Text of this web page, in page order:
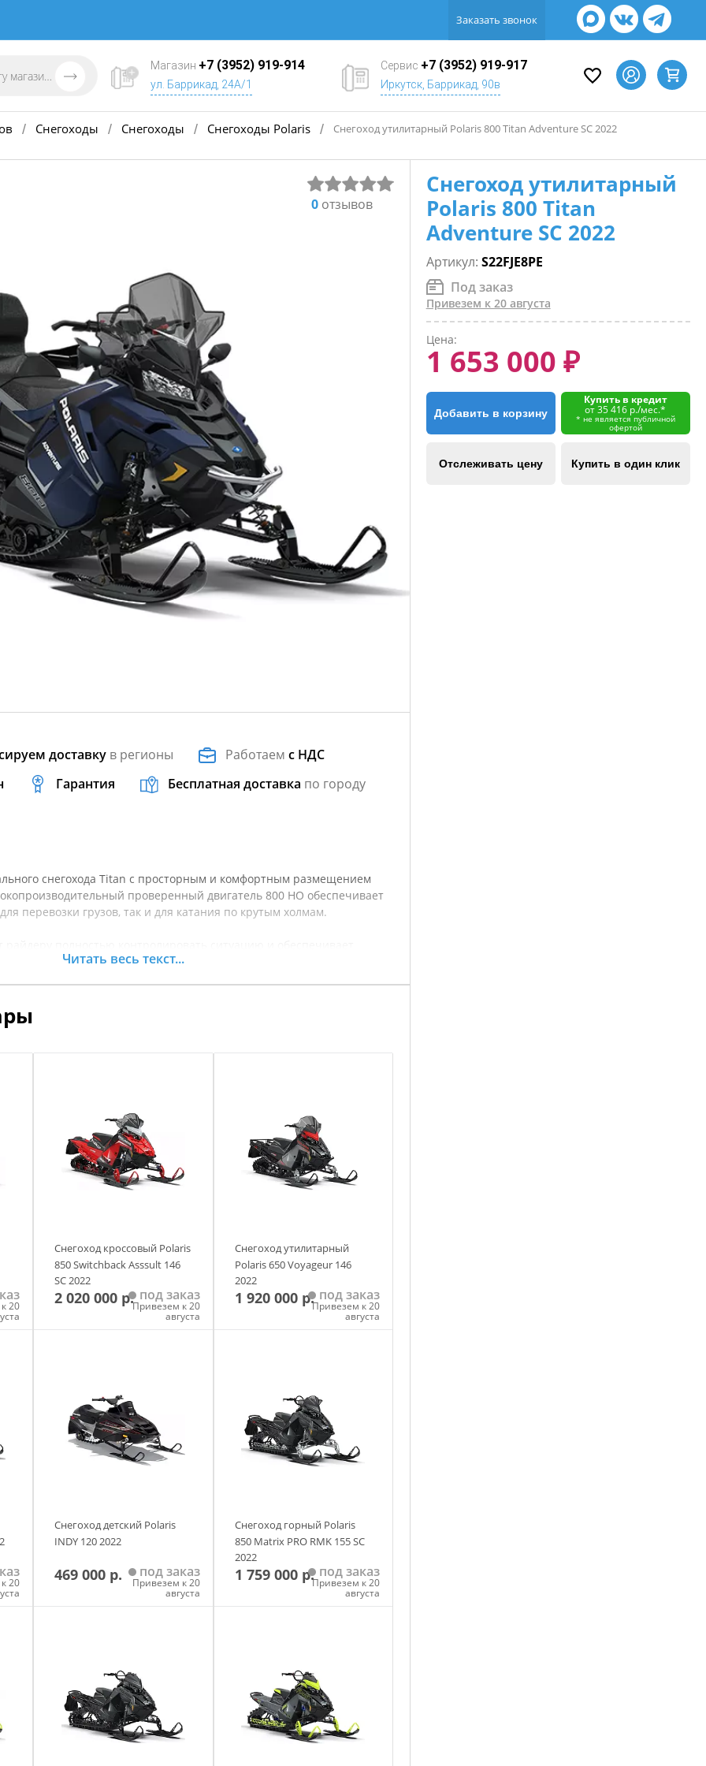
Заказать звонок
Магазин +7 (3952) 919-914
ул. Баррикад, 24А/1
Сервис +7 (3952) 919-917
Иркутск, Баррикад, 90в
/ Снегоходы / Снегоходы / Снегоходы Polaris / Снегоход утилитарный Polaris 800 Titan Adventure SC 2022
0отзывов
доставку в регионы Работаемс НДС
Гарантия Бесплатная доставка по городу
снегохода Titan с просторным и комфортным размещением
проверенный двигатель 800 HO обеспечивает
перевозки грузов, так и для катания по крутым холмам.
даже в самых суровых условиях.
при буксировке груза.
Читать весь текст...
20
Снегоход кроссовый Polaris
850 Switchback Asssult 146
SC 2022
2 020 000 р.под заказ
Привезем к 20
августа
Снегоход утилитарный
Polaris 650 Voyageur 146
2022
1 920 000 р.под заказ
Привезем к 20
августа
20
Снегоход детский Polaris
INDY 120 2022
469 000 р. под заказ
Привезем к 20
августа
Снегоход горный Polaris
850 Matrix PRO RMK 155 SC
2022
1 759 000 р.под заказ
Привезем к 20
августа
Снегоход утилитарный
Polaris 800 Titan
Adventure SC 2022
Артикул: S22FJE8PE
Под заказ
Привезем к 20 августа
Цена:
1 653 000 ₽
Добавить в корзину
Купить в кредит
от 35 416 р./мес.*
* не является публичной
офертой
Отслеживать цену Купить в один клик